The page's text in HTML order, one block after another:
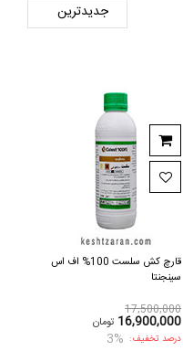
قارچ کش سلست 100% اف اس
سینجنتا
17,500,000
16,900,000 تومان
درصد تخفیف: 3%